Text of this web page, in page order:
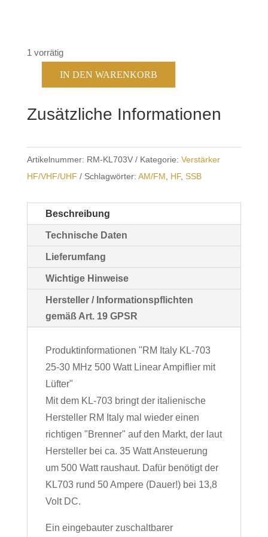
1 vorrätig
703
IN DEN WARENKORB
Zusätzliche Informationen
Artikelnummer: RM-KL703V Kategorie: Verstärker
HF/VHF/UHF
Schlagwörter: AM/FM, HF, SSB
Beschreibung
Technische Daten
Lieferumfang
Wichtige Hinweise
Hersteller / Informationspflichten
gemäß Art. 19 GPSR
Produktinformationen "RM Italy KL-703
25-30 MHz 500 Watt Linear Ampiflier mit
Lüfter"
Mit dem KL-703 bringt der italienische
Hersteller RM Italy mal wieder einen
richtigen "Brenner" auf den Markt, der laut
Hersteller bei ca. 35 Watt Ansteuerung
um 500 Watt raushaut. Dafür benötigt der
KL703 rund 50 Ampere (Dauer!) bei 13,8
Volt DC.
Ein eingebauter zuschaltbarer